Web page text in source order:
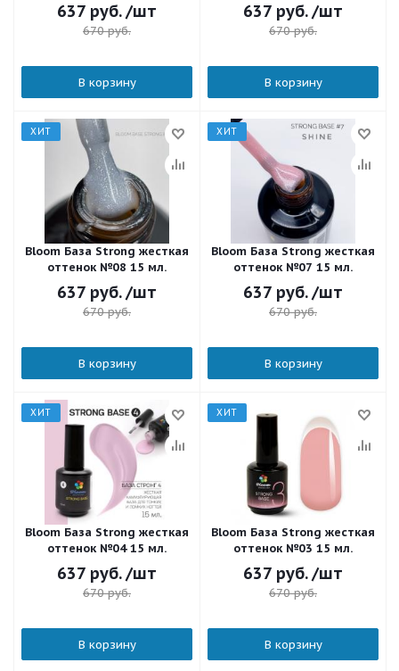
637 руб. /шт
670руб.
В корзину
637 руб. /шт
670руб.
В корзину
ХИТ
Bloom База Strong жесткая
оттенок №08 15 мл.
637 руб. /шт
670руб.
В корзину
ХИТ
Bloom База Strong жесткая
оттенок №07 15 мл.
637 руб. /шт
670руб.
В корзину
ХИТ
Bloom База Strong жесткая
оттенок №04 15 мл.
637 руб. /шт
670руб.
В корзину
ХИТ
Bloom База Strong жесткая
оттенок №03 15 мл.
637 руб. /шт
670руб.
В корзину